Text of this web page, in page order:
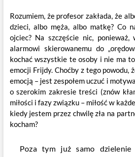
Rozumiem, że profesor zakłada, że
dzieci, albo męża, albo matkę? Co
ojciec? Na szczęście nic, ponieważ,
alarmowi skierowanemu do
kochać wszystkie te osoby i nie ma
emocji Frijdy. Choćby z tego powodu,
emocją – jest zespołem uczuć i
o szerokim zakresie treści (znów
miłości i fazy związku – miłość w
kiedy jestem przez chwilę zła na
kocham?
Poza tym już samo